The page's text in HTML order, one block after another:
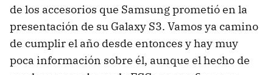
de los accesorios que Samsung prometió en la
presentación de su Galaxy S3. Vamos ya camino
de cumplir el año desde entonces y hay muy
poca información sobre él, aunque el hecho de